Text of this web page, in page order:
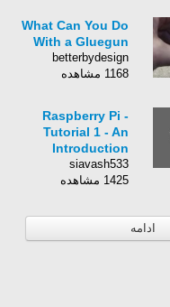
What Can You Do
With a Gluegun
betterbydesign
1168 مشاهده
Raspberry Pi -
Tutorial 1 - An
Introduction
siavash533
1425 مشاهده
ادامه